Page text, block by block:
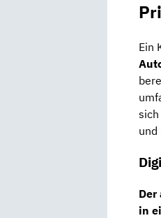
Ein
und
in